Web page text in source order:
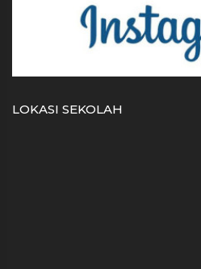
LOKASI SEKOLAH